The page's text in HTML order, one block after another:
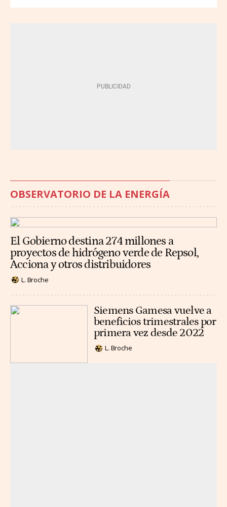
OBSERVATORIO DE LA ENERGÍA
El Gobierno destina 274 millones a
proyectos de hidrógeno verde de Repsol,
Acciona y otros distribuidores
L. Broche
Siemens Gamesa vuelve a
beneficios trimestrales por
primera vez desde 2022
L. Broche